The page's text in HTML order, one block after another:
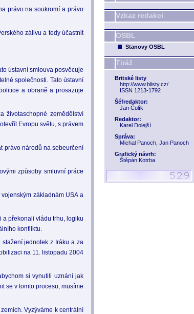
Vzkaz redakci
OSBL
Stanovy OSBL
Tiráž
Britské listy
http://www.blisty.cz/
ISSN 1213-1792
Šéfredaktor:
Jan Čulík
Redaktor:
Karel Dolejší
Správa:
Michal Panoch, Jan Panoch
Grafický návrh:
Štěpán Kotrba
právo na soukromí a právo
zálivu a tedy účastnit
ústavní smlouva posvěcuje
společnosti. Tato ústavní
a obraně a prosazuje
životaschopné zemědělství
Evropu světu, s právem
právo národů na sebeurčení
způsoby smluvní práce
základnám USA a
a překonali vládu trhu, logiku
konfliktu.
jednotek z Iráku a za
na 11. listopadu 2004
si vynutili uznání jak
se v tomto procesu, musíme
Vyzýváme k centrální